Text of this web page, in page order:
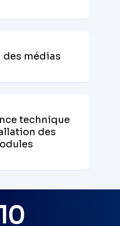
des médias
technique
des